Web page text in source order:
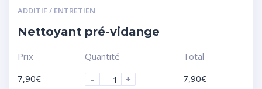
ADDITIF / ENTRETIEN
Nettoyant pré-vidange
Prix
7,90€
Quantité
-
+
Total
7,90€